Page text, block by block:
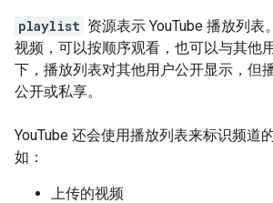
playlist 资源表示 YouTube 播放列表
视频，可以按顺序观看，也可以与其他
下，播放列表对其他用户公开显示，但
公开或私享。
YouTube 还会使用播放列表来标识频道
如：
上传的视频